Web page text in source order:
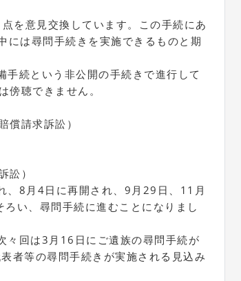
を意見交換しています。この手続にあ
は尋問手続きを実施できるものと期
続という非公開の手続きで進行して
傍聴できません。
償請求訴訟）
訟）
、8月4日に再開され、9月29日、11月
い、尋問手続に進むことになりまし
回は3月16日にご遺族の尋問手続が
者等の尋問手続きが実施される見込み